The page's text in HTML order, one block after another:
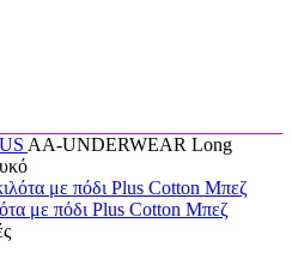
AA-UNDERWEAR Long
με πόδι Plus Cotton Μπεζ